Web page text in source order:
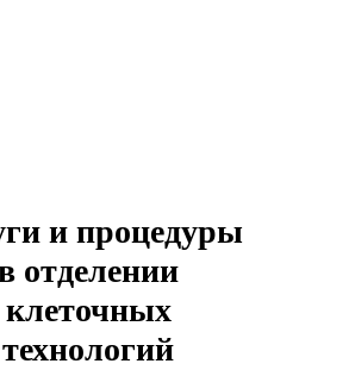
и процедуры
отделении
клеточных
технологий